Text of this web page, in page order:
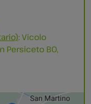
: Vicolo
Persiceto BO,